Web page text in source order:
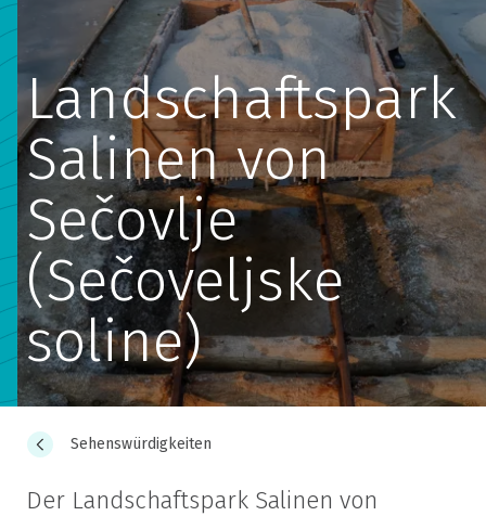
Landschaftspark
Salinen von
Sečovlje
(Sečoveljske
soline)
Sehenswürdigkeiten
Der Landschaftspark Salinen von